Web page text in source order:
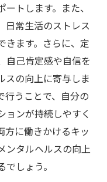
トします。また、
日常生活のストレス
きます。さらに、定
自己肯定感や自信を
スの向上に寄与しま
行うことで、自分の
ョンが持続しやすく
方に働きかけるキッ
ンタルヘルスの向上
しょう。